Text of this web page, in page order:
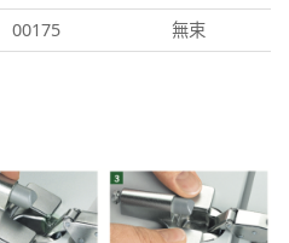
00175
無束